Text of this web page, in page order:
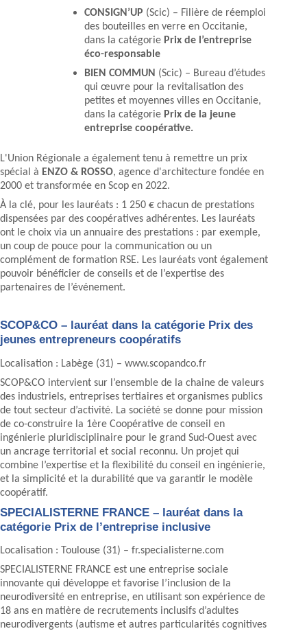
CONSIGN’UP (Scic) – Filière de réemploi
des bouteilles en verre en Occitanie,
dans la catégorie Prix de l’entreprise
éco-responsable
BIEN COMMUN (Scic) – Bureau d’études
qui œuvre pour la revitalisation des
petites et moyennes villes en Occitanie,
dans la catégorie Prix de la jeune
entreprise coopérative.
L'Union Régionale a également tenu à remettre un prix
spécial à ENZO & ROSSO, agence d'architecture fondée en
2000 et transformée en Scop en 2022.
À la clé, pour les lauréats : 1 250 € chacun de prestations
dispensées par des coopératives adhérentes. Les lauréats
ont le choix via un annuaire des prestations : par exemple,
un coup de pouce pour la communication ou un
complément de formation RSE. Les lauréats vont également
pouvoir bénéficier de conseils et de l’expertise des
partenaires de l’événement.
SCOP&CO – lauréat dans la catégorie Prix des
jeunes entrepreneurs coopératifs
Localisation : Labège (31) – www.scopandco.fr
SCOP&CO intervient sur l’ensemble de la chaine de valeurs
des industriels, entreprises tertiaires et organismes publics
de tout secteur d’activité. La société se donne pour mission
de co-construire la 1ère Coopérative de conseil en
ingénierie pluridisciplinaire pour le grand Sud-Ouest avec
un ancrage territorial et social reconnu. Un projet qui
combine l’expertise et la flexibilité du conseil en ingénierie,
et la simplicité et la durabilité que va garantir le modèle
coopératif.
SPECIALISTERNE FRANCE – lauréat dans la
catégorie Prix de l’entreprise inclusive
Localisation : Toulouse (31) – fr.specialisterne.com
SPECIALISTERNE FRANCE est une entreprise sociale
innovante qui développe et favorise l’inclusion de la
neurodiversité en entreprise, en utilisant son expérience de
18 ans en matière de recrutements inclusifs d’adultes
neurodivergents (autisme et autres particularités cognitives